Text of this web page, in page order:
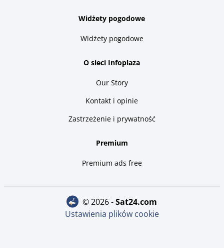
Widżety pogodowe
Widżety pogodowe
O sieci Infoplaza
Our Story
Kontakt i opinie
Zastrzeżenie i prywatność
Premium
Premium ads free
© 2026 - sat24.com
Ustawienia plików cookie